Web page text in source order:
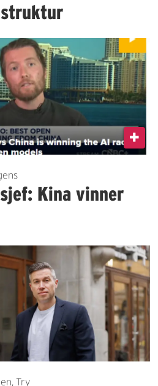
Kina vinner
Try